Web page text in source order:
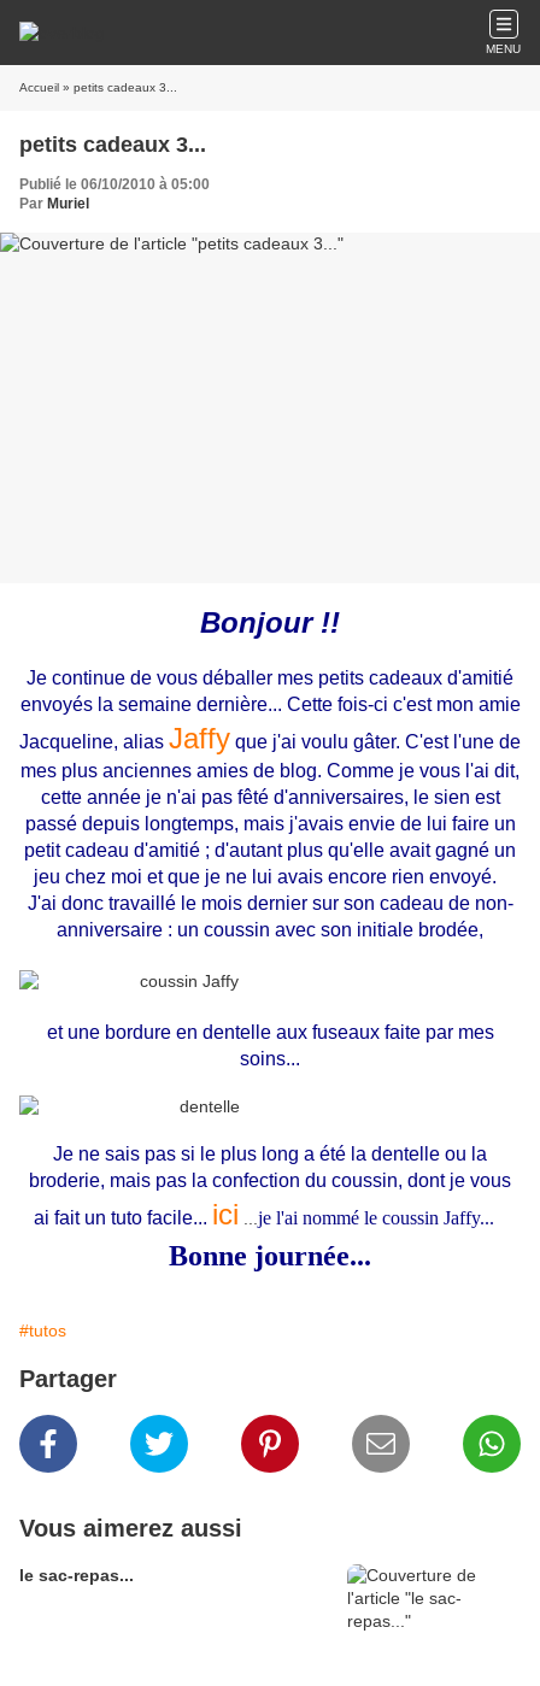
MENU
Accueil » petits cadeaux 3...
petits cadeaux 3...
Publié le 06/10/2010 à 05:00
Par Muriel
Bonjour !!
Je continue de vous déballer mes petits cadeaux d'amitié
envoyés la semaine dernière... Cette fois-ci c'est mon amie
Jacqueline, alias Jaffy que j'ai voulu gâter. C'est l'une de
mes plus anciennes amies de blog. Comme je vous l'ai dit,
cette année je n'ai pas fêté d'anniversaires, le sien est
passé depuis longtemps, mais j'avais envie de lui faire un
petit cadeau d'amitié ; d'autant plus qu'elle avait gagné un
jeu chez moi et que je ne lui avais encore rien envoyé.
J'ai donc travaillé le mois dernier sur son cadeau de non-
anniversaire : un coussin avec son initiale brodée,
et une bordure en dentelle aux fuseaux faite par mes
soins...
Je ne sais pas si le plus long a été la dentelle ou la
broderie, mais pas la confection du coussin, dont je vous
ai fait un tuto facile... ici je l'ai nommé le coussin Jaffy...
Bonne journée...
#tutos
Partager
Vous aimerez aussi
le sac-repas...